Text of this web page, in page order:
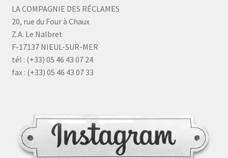
LA COMPAGNIE DES RÉCLAMES
20, rue du Four à Chaux
Z.A. Le Nalbret
F-17137 NIEUL-SUR-MER
tél : (+33) 05 46 43 07 24
fax : (+33) 05 46 43 07 33